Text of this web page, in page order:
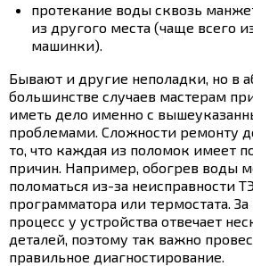
протекание воды сквозь
из другого места (чаще всего
машинки).
Бывают и другие неполадки, но в
большинстве случаев мастерам
иметь дело именно с
проблемами. Сложности ремонту
то, что каждая из поломок имеет
причин. Например, обогрев воды
поломаться из-за неисправности
программатора или термостата.
процесс у устройства отвечает
деталей, поэтому так важно
правильное диагностирование.